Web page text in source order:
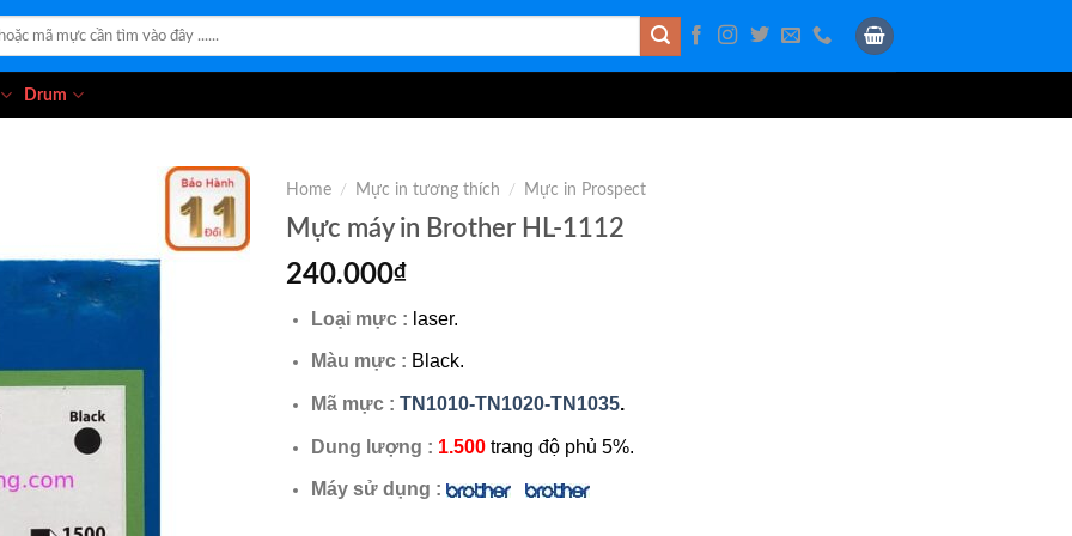
Drum
Home / Mực in tương thích / Mực in Prospect
Mực máy in Brother HL-1112
240.000₫
Loại mực : laser.
Màu mực : Black.
Mã mực : TN1010-TN1020-TN1035.
Dung lượng : 1.500 trang độ phủ 5%.
Máy sử dụng :